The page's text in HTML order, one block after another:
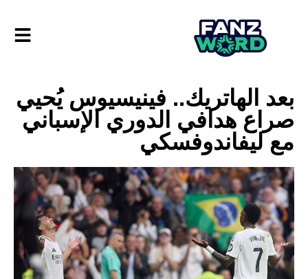
بعد الهاتريك.. فينيسيوس يُحيي
صراع هدافي الدوري الإسباني
مع ليفاندوفسكي